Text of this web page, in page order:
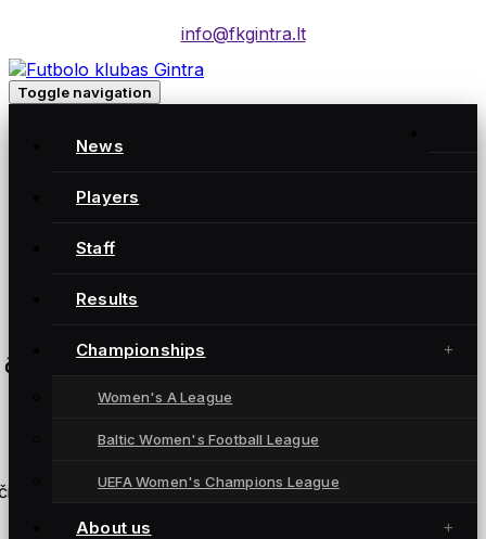
info@fkgintra.lt
Toggle navigation
News
Players
Staff
Results
Championships
Women's A League
Baltic Women's Football League
UEFA Women's Champions League
About us
FC Gintra
čempionatas